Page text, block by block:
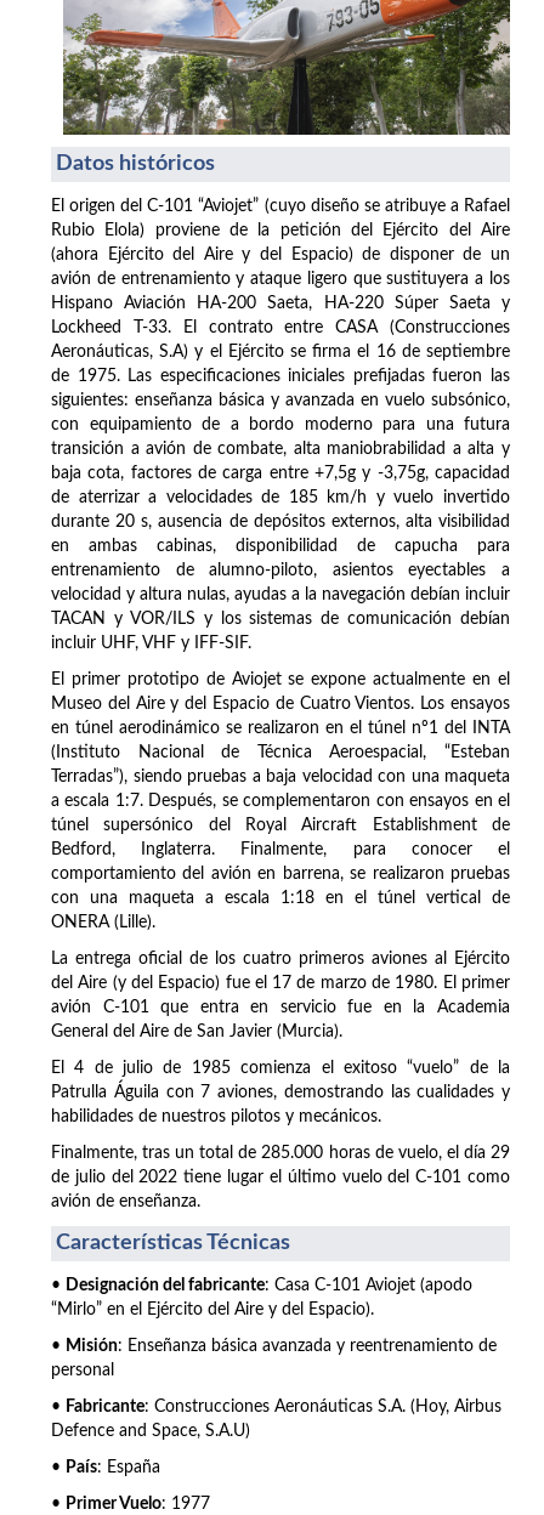
Datos históricos
El origen del C-101 “Aviojet” (cuyo diseño se atribuye a Rafael
Rubio Elola) proviene de la petición del Ejército del Aire
(ahora Ejército del Aire y del Espacio) de disponer de un
avión de entrenamiento y ataque ligero que sustituyera a los
Hispano Aviación HA-200 Saeta, HA-220 Súper Saeta y
Lockheed T-33. El contrato entre CASA (Construcciones
Aeronáuticas, S.A) y el Ejército se firma el 16 de septiembre
de 1975. Las especificaciones iniciales prefijadas fueron las
siguientes: enseñanza básica y avanzada en vuelo subsónico,
con equipamiento de a bordo moderno para una futura
transición a avión de combate, alta maniobrabilidad a alta y
baja cota, factores de carga entre +7,5g y -3,75g, capacidad
de aterrizar a velocidades de 185 km/h y vuelo invertido
durante 20 s, ausencia de depósitos externos, alta visibilidad
en ambas cabinas, disponibilidad de capucha para
entrenamiento de alumno-piloto, asientos eyectables a
velocidad y altura nulas, ayudas a la navegación debían incluir
TACAN y VOR/ILS y los sistemas de comunicación debían
incluir UHF, VHF y IFF-SIF.
El primer prototipo de Aviojet se expone actualmente en el
Museo del Aire y del Espacio de Cuatro Vientos. Los ensayos
en túnel aerodinámico se realizaron en el túnel nº1 del INTA
(Instituto Nacional de Técnica Aeroespacial, “Esteban
Terradas”), siendo pruebas a baja velocidad con una maqueta
a escala 1:7. Después, se complementaron con ensayos en el
túnel supersónico del Royal Aircraft Establishment de
Bedford, Inglaterra. Finalmente, para conocer el
comportamiento del avión en barrena, se realizaron pruebas
con una maqueta a escala 1:18 en el túnel vertical de
ONERA (Lille).
La entrega oficial de los cuatro primeros aviones al Ejército
del Aire (y del Espacio) fue el 17 de marzo de 1980. El primer
avión C-101 que entra en servicio fue en la Academia
General del Aire de San Javier (Murcia).
El 4 de julio de 1985 comienza el exitoso “vuelo” de la
Patrulla Águila con 7 aviones, demostrando las cualidades y
habilidades de nuestros pilotos y mecánicos.
Finalmente, tras un total de 285.000 horas de vuelo, el día 29
de julio del 2022 tiene lugar el último vuelo del C-101 como
avión de enseñanza.
Características Técnicas
• Designación del fabricante: Casa C-101 Aviojet (apodo
“Mirlo” en el Ejército del Aire y del Espacio).
• Misión: Enseñanza básica avanzada y reentrenamiento de
personal
• Fabricante: Construcciones Aeronáuticas S.A. (Hoy, Airbus
Defence and Space, S.A.U)
• País: España
• Primer Vuelo: 1977